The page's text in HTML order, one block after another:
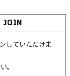
JOIN
していただけま
。